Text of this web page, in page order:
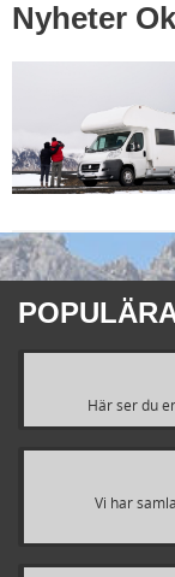
Nyheter
Här ser du
Vi har